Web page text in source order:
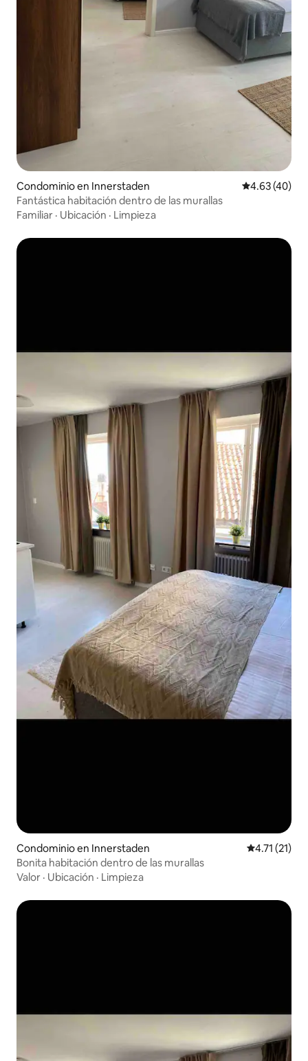
Condominio en Innerstaden Calificación
4.63 (40)
Fantástica habitación dentro de las murallas
Familiar · Ubicación · Limpieza
Condominio en Innerstaden Calificación
4.71 (21)
Bonita habitación dentro de las murallas
Valor · Ubicación · Limpieza